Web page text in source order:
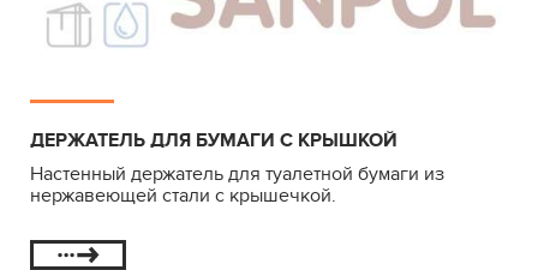
ДЕРЖАТЕЛЬ ДЛЯ БУМАГИ С КРЫШКОЙ
Настенный держатель для туалетной бумаги из
нержавеющей стали с крышечкой.